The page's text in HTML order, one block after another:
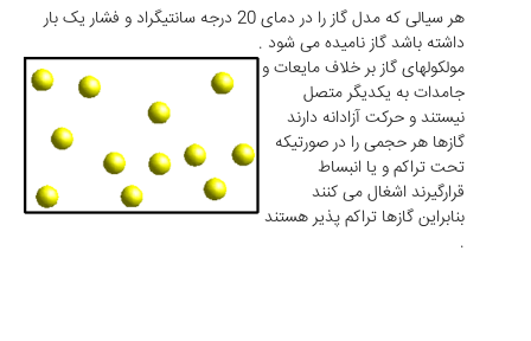
هر سیالی که مدل گاز را در دمای 20 درجه سانتیگراد و فشار یک بار
داشته باشد گاز نامیده می شود .
مولکولهای گاز بر خلاف مایعات و
جامدات به یکدیگر متصل
نیستند و حرکت آزادانه دارند
گازها هر حجمی را در صورتیکه
تحت تراکم و یا انبساط
قرارگیرند اشغال می کنند
بنابراین گازها تراکم پذیر هستند
.